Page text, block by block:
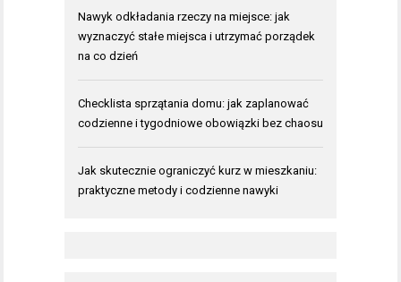
Nawyk odkładania rzeczy na miejsce: jak
wyznaczyć stałe miejsca i utrzymać porządek
na co dzień
Checklista sprzątania domu: jak zaplanować
codzienne i tygodniowe obowiązki bez chaosu
Jak skutecznie ograniczyć kurz w mieszkaniu:
praktyczne metody i codzienne nawyki